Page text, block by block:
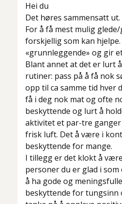
Hei du
Det høres sammensatt ut.
For å få mest mulig
forskjellig som kan
«grunnleggende» og gir
Blant annet at det er lurt
rutiner: pass på å få nok
opp til ca samme tid hver
få i deg nok mat og ofte
beskyttende og lurt å
aktivitet et par-tre
frisk luft. Det å være i
beskyttende for mange.
I tillegg er det klokt å
personer du er glad i som
å ha gode og
beskyttende for tungsinn